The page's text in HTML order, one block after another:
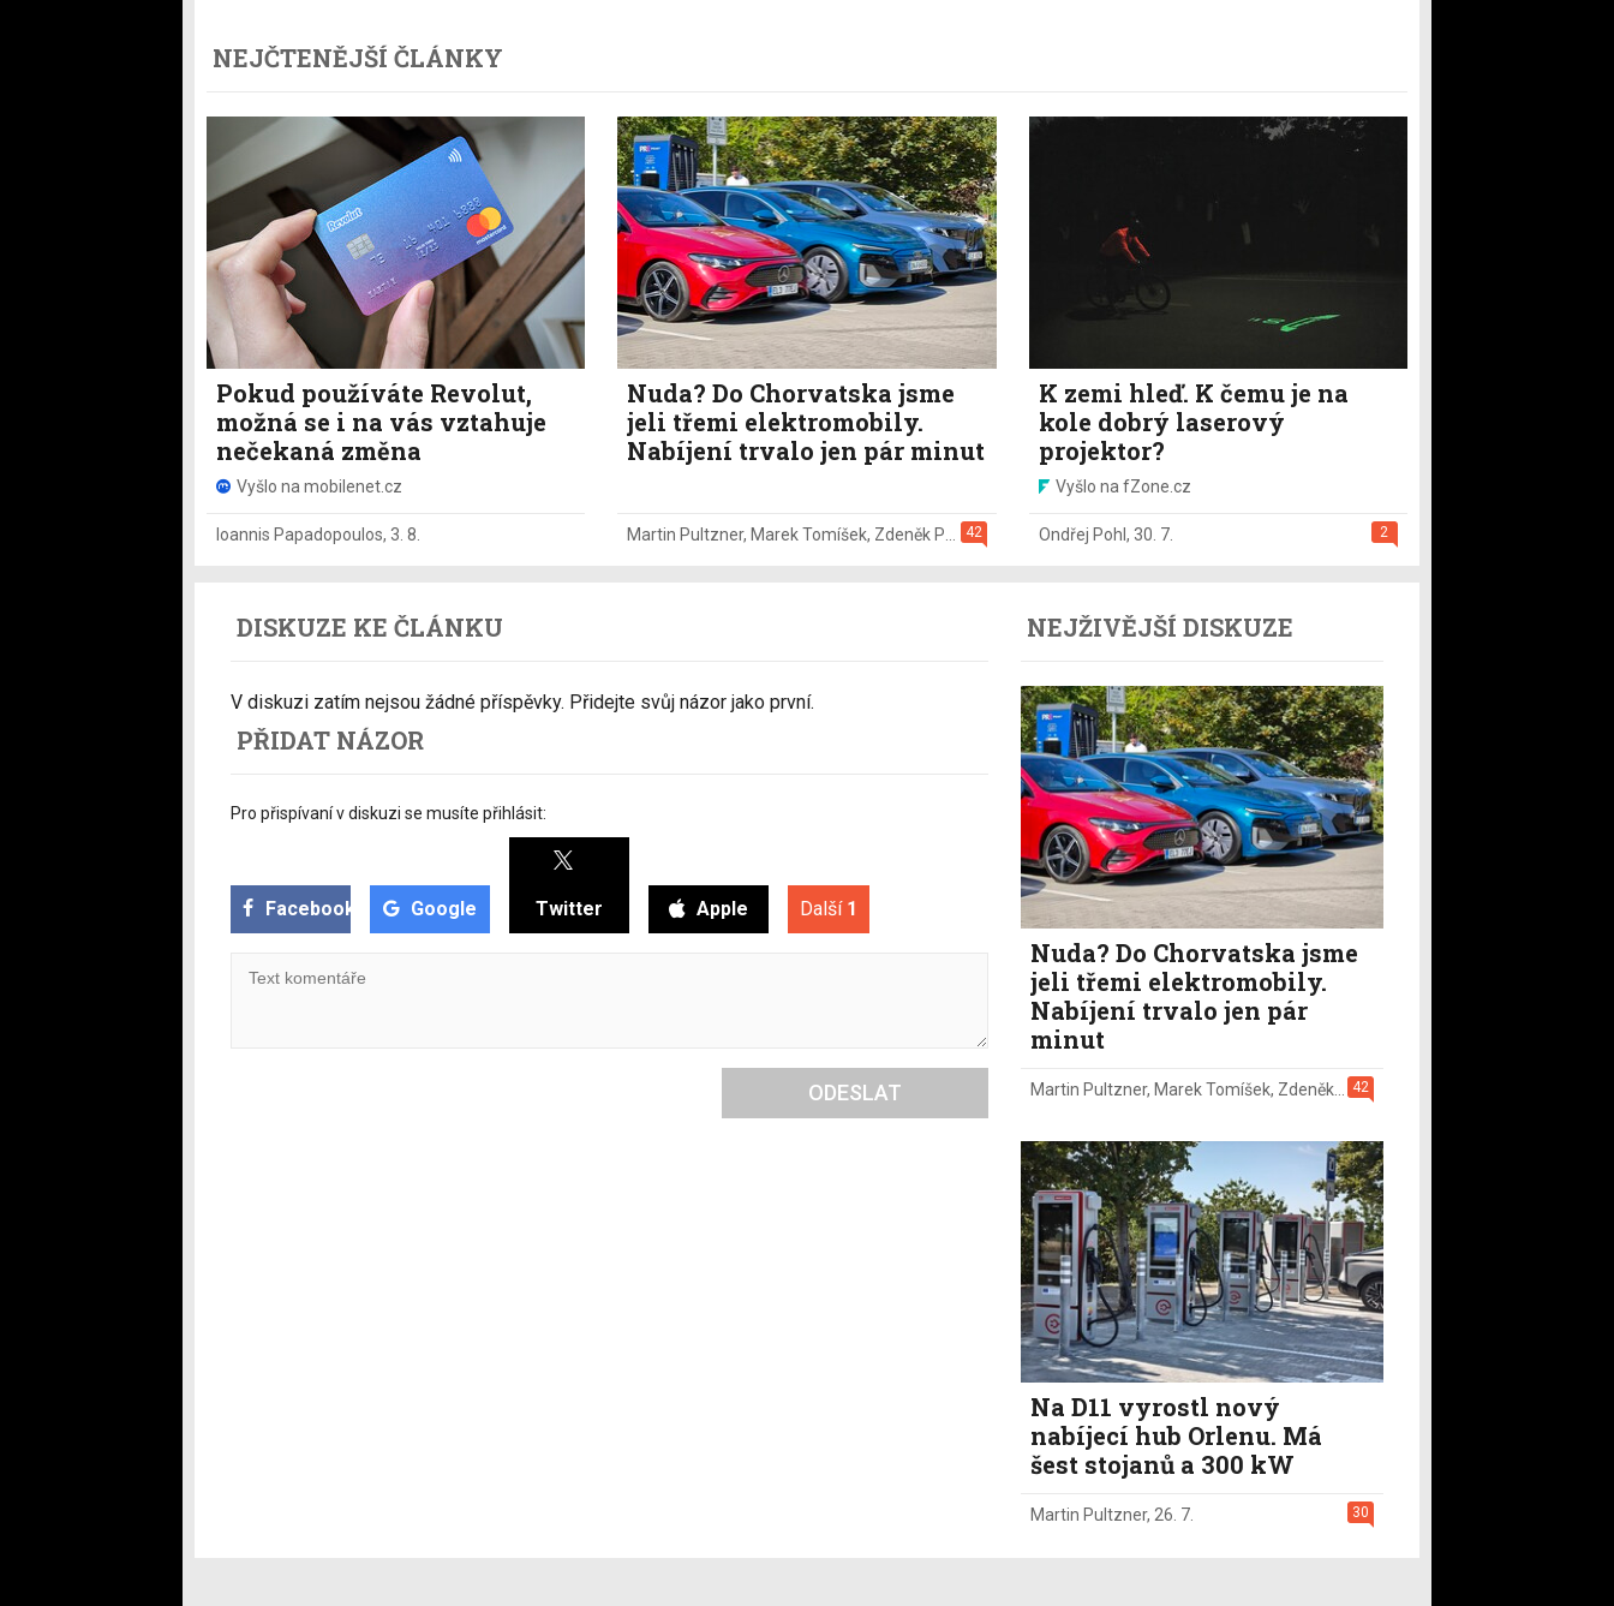
NEJČTENĚJŠÍ ČLÁNKY
Pokud používáte Revolut,
možná se i na vás vztahuje
nečekaná změna
Vyšlo na mobilenet.cz
Ioannis Papadopoulos, 3. 8.
Nuda? Do Chorvatska jsme
jeli třemi elektromobily.
Nabíjení trvalo jen pár minut
42
Martin Pultzner, Marek Tomíšek, Zdeněk Pečený
K zemi hleď. K čemu je na
kole dobrý laserový
projektor?
Vyšlo na fZone.cz
2
Ondřej Pohl , 30. 7.
DISKUZE KE ČLÁNKU
V diskuzi zatím nejsou žádné příspěvky. Přidejte svůj názor jako první.
PŘIDAT NÁZOR
Pro přispívaní v diskuzi se musíte přihlásit:
Facebook Google Twitter Apple Další 1
ODESLAT
NEJŽIVĚJŠÍ DISKUZE
Nuda? Do Chorvatska jsme
jeli třemi elektromobily.
Nabíjení trvalo jen pár
minut
42
Martin Pultzner,Marek Tomíšek, Zdeněk Pečený
Na D11 vyrostl nový
nabíjecí hub Orlenu. Má
šest stojanů a 300 kW
30
Martin Pultzner, 26. 7.